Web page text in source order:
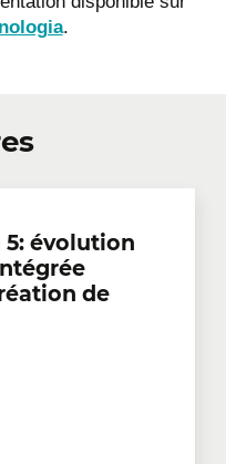
.
5: évolution
de